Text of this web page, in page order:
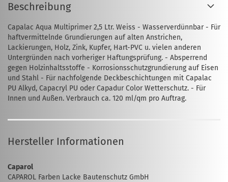
Beschreibung
Capalac Aqua Multiprimer 2,5 Ltr. Weiss - Wasserverdünnbar - Für
haftvermittelnde Grundierungen auf alten Anstrichen,
Lackierungen, Holz, Zink, Kupfer, Hart-PVC u. vielen anderen
Untergründen nach vorheriger Haftungsprüfung. - Absperrend
gegen Holzinhaltsstoffe - Korrosionsschutzgrundierung auf Eisen
und Stahl - Für nachfolgende Deckbeschichtungen mit Capalac
PU Alkyd, Capacryl PU oder Capadur Color Wetterschutz. - Für
Innen und Außen. Verbrauch ca. 120 ml/qm pro Auftrag.
Hersteller Informationen
Caparol
CAPAROL Farben Lacke Bautenschutz GmbH